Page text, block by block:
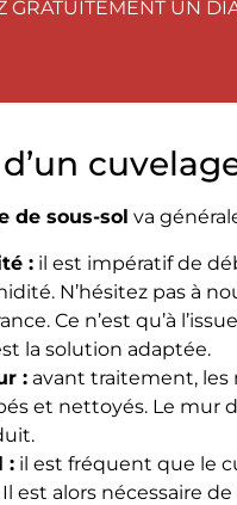
GRATUITEMENT UN
de sous-sol va
:il est impératif de
N’hésitez pas à
Ce n’est qu’à
la solution adaptée.
:avant traitement, les
et nettoyés. Le mur
:il est fréquent que le
est alors nécessaire